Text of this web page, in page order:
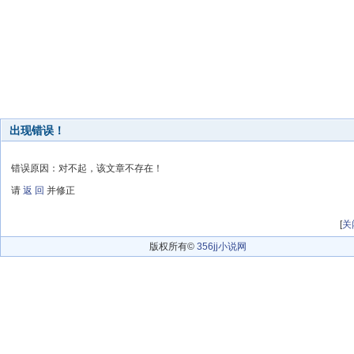
出现错误！
错误原因：对不起，该文章不存在！
请 返 回 并修正
[关
版权所有© 356jj小说网